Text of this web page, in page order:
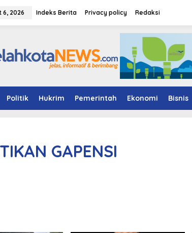
6, 2026 Indeks Berita Privacy policy Redaksi
Politik Hukrim Pemerintah Ekonomi Bisnis
GAPENSI